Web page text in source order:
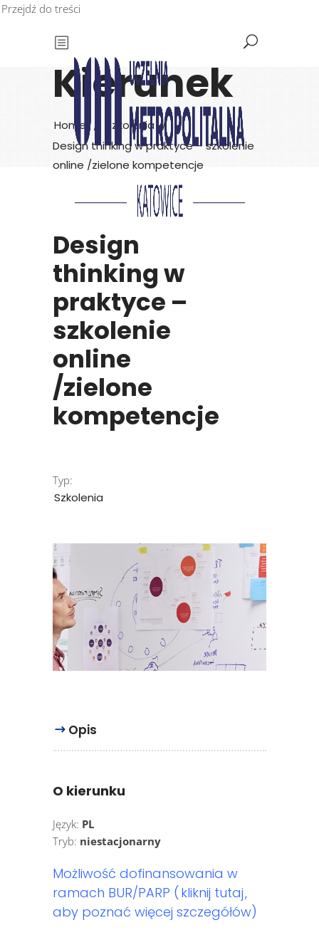
Przejdź do treści
Kierunek
Home / Szkolenia /
Design thinking w praktyce – szkolenie
online /zielone kompetencje
Design
thinking w
praktyce –
szkolenie
online
/zielone
kompetencje
Typ:
Szkolenia
Opis
O kierunku
Język: PL
Tryb: niestacjonarny
Możliwość dofinansowania w
ramach BUR/PARP ( kliknij tutaj,
aby poznać więcej szczegółów)